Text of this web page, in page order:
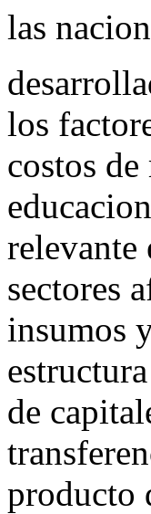
las
los
costos
relevante
sectores
insumos
de
producto